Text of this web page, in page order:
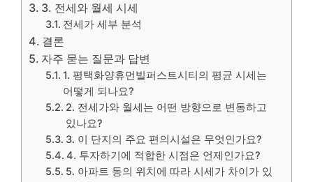
3. 전세와 월세 시세
전세가 세부 분석
결론
자주 묻는 질문과 답변
1. 평택화양휴먼빌퍼스트시티의 평균 시세는
어떻게 되나요?
2. 전세가와 월세는 어떤 방향으로 변동하고
있나요?
3. 이 단지의 주요 편의시설은 무엇인가요?
4. 투자하기에 적합한 시점은 언제인가요?
5. 아파트 동의 위치에 따라 시세가 차이가 있